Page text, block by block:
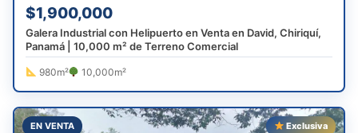
$1,900,000
Galera Industrial con Helipuerto en Venta en David, Chiriquí,
Panamá | 10,000 m² de Terreno Comercial
980m² 10,000m²
EN VENTA Exclusiva